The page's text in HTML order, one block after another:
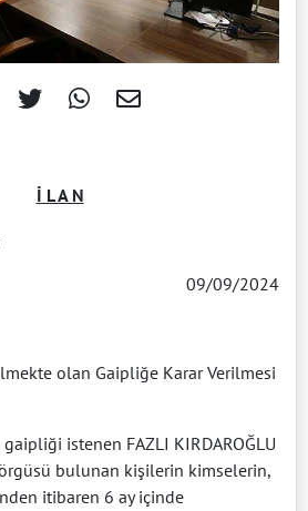
İ L A N
09/09/2024
olan Gaipliğe Karar Verilmesi
gaipliği istenen FAZLI KIRDAROĞLU
bulunan kişilerin kimselerin,
itibaren 6 ay içinde